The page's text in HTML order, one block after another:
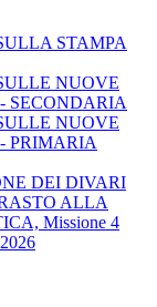
STAMPA
NUOVE
SECONDARIA
NUOVE
PRIMARIA
DEI DIVARI
ALLA
Missione 4